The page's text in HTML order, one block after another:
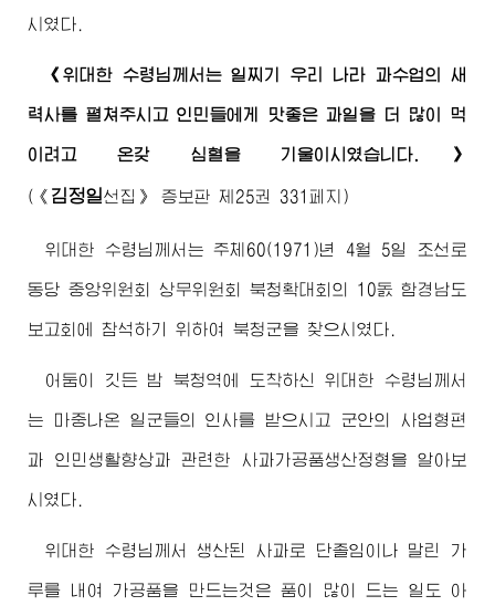
시였다.
《위대한 수령님께서 는 일찌기 우리 나라 과수업의 새
력사를 펼쳐주시고 인민들에게 맛좋은 과일을 더 많이 먹
이려고 온갖 심혈을 기울이시였습니다.》
( 《 김정일선집》 증보판 제25권 331페지)
위대한 수령님께서 는 주체60(1971)년 4월 5일 조선로
동당 중앙위원회 상무위원회 북청확대회의 10돐 함경남도
보고회에 참석하기 위하여 북청군을 찾으시였다.
어둠이 깃든 밤 북청역에 도착하신위대한 수령님께서
는 마중나온 일군들의 인사를 받으시고 군안의 사업형편
과 인민생활향상과 관련한 사과가공품생산정형을 알아보
시였다.
위대한 수령님께서 생산된 사과로 단졸임이나 말린 가
루를 내여 가공품을 만드는것은 품이 많이 드는 일도 아